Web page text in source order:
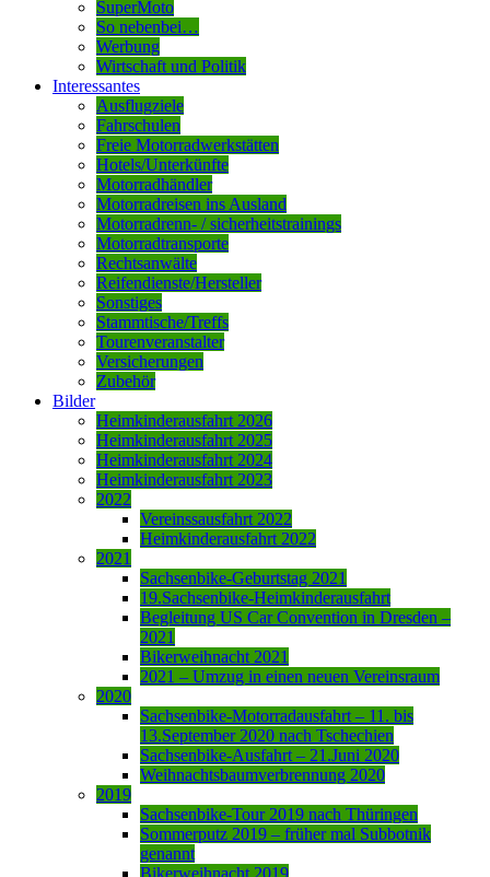
SuperMoto
So nebenbei…
Werbung
Wirtschaft und Politik
Interessantes
Ausflugziele
Fahrschulen
Freie Motorradwerkstätten
Hotels/Unterkünfte
Motorradhändler
Motorradreisen ins Ausland
Motorradrenn- / sicherheitstrainings
Motorradtransporte
Rechtsanwälte
Reifendienste/Hersteller
Sonstiges
Stammtische/Treffs
Tourenveranstalter
Versicherungen
Zubehör
Bilder
Heimkinderausfahrt 2026
Heimkinderausfahrt 2025
Heimkinderausfahrt 2024
Heimkinderausfahrt 2023
2022
Vereinssausfahrt 2022
Heimkinderausfahrt 2022
2021
Sachsenbike-Geburtstag 2021
19.Sachsenbike-Heimkinderausfahrt
Begleitung US Car Convention in Dresden –
2021
Bikerweihnacht 2021
2021 – Umzug in einen neuen Vereinsraum
2020
Sachsenbike-Motorradausfahrt – 11. bis
13.September 2020 nach Tschechien
Sachsenbike-Ausfahrt – 21.Juni 2020
Weihnachtsbaumverbrennung 2020
2019
Sachsenbike-Tour 2019 nach Thüringen
Sommerputz 2019 – früher mal Subbotnik
genannt
Bikerweihnacht 2019